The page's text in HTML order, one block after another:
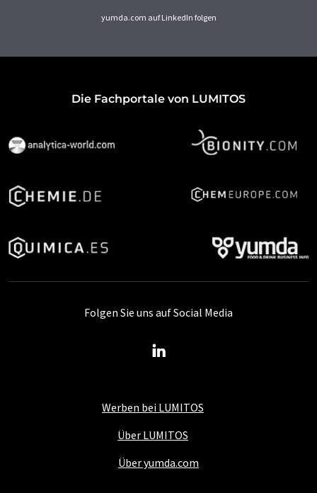
yumda.com auf LinkedIn folgen
Die Fachportale von LUMITOS
Werben bei LUMITOS
Über LUMITOS
Über yumda.com
Folgen Sie uns auf Social Media